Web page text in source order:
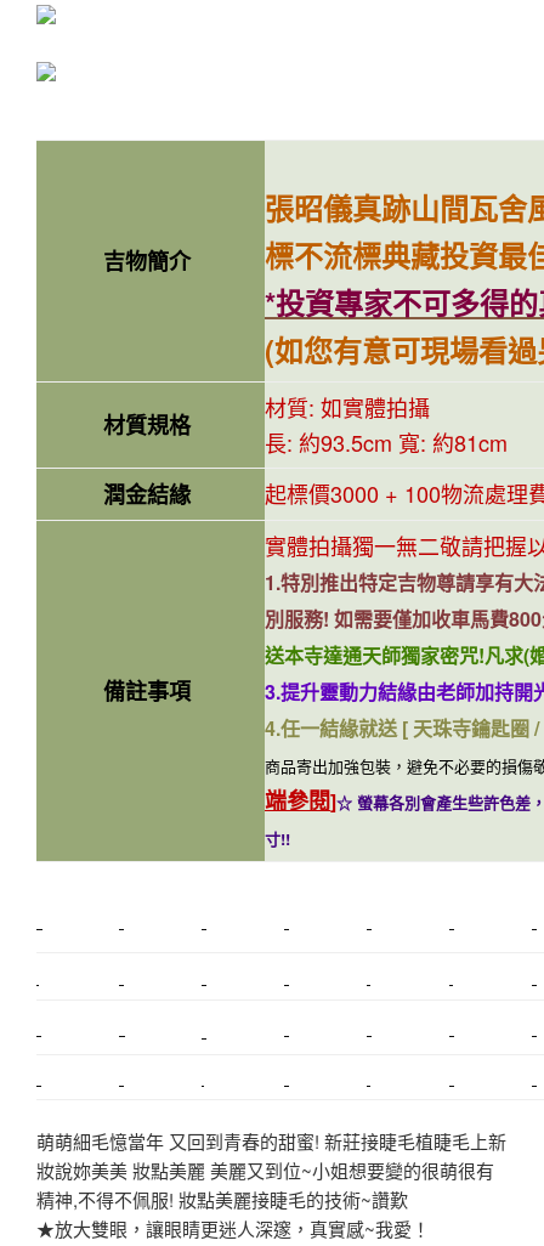
吉物簡介
張昭儀真跡山間瓦舍
標不流標典藏投資最
*投資專家不可多得
(如您有意可現場看
材質規格
材質: 如實體拍攝
長: 約93.5cm 寬: 約81cm
潤金結緣
起標價3000 + 100物流處理
備註事項
實體拍攝獨一無二敬請把握
1.特別推出特定吉物尊請享有
別服務! 如需要僅加收車馬費
送本寺達通天師獨家密咒!凡求(
3.提升靈動力結緣由老師加持
4.任一結緣就送 [ 天珠寺鑰匙圈
商品寄出加強包裝，避免不必要的損傷
端參閱]☆ 螢幕各別會產生些許色差
寸!!
萌萌細毛憶當年 又回到青春的甜蜜! 新莊接睫毛植睫毛上新
妝說妳美美 妝點美麗 美麗又到位~小姐想要變的很萌很有
精神,不得不佩服! 妝點美麗接睫毛的技術~讚歎
★放大雙眼，讓眼睛更迷人深邃，真實感~我愛！